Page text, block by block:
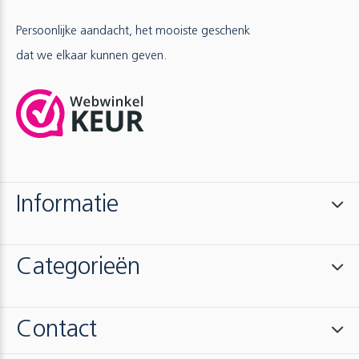
Persoonlijke aandacht, het mooiste geschenk
dat we elkaar kunnen geven.
Informatie
Categorieën
Contact